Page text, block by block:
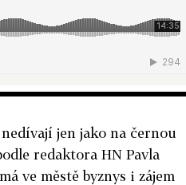
jen jako na černou
redaktora HN Pavla
ve městě byznys i zájem